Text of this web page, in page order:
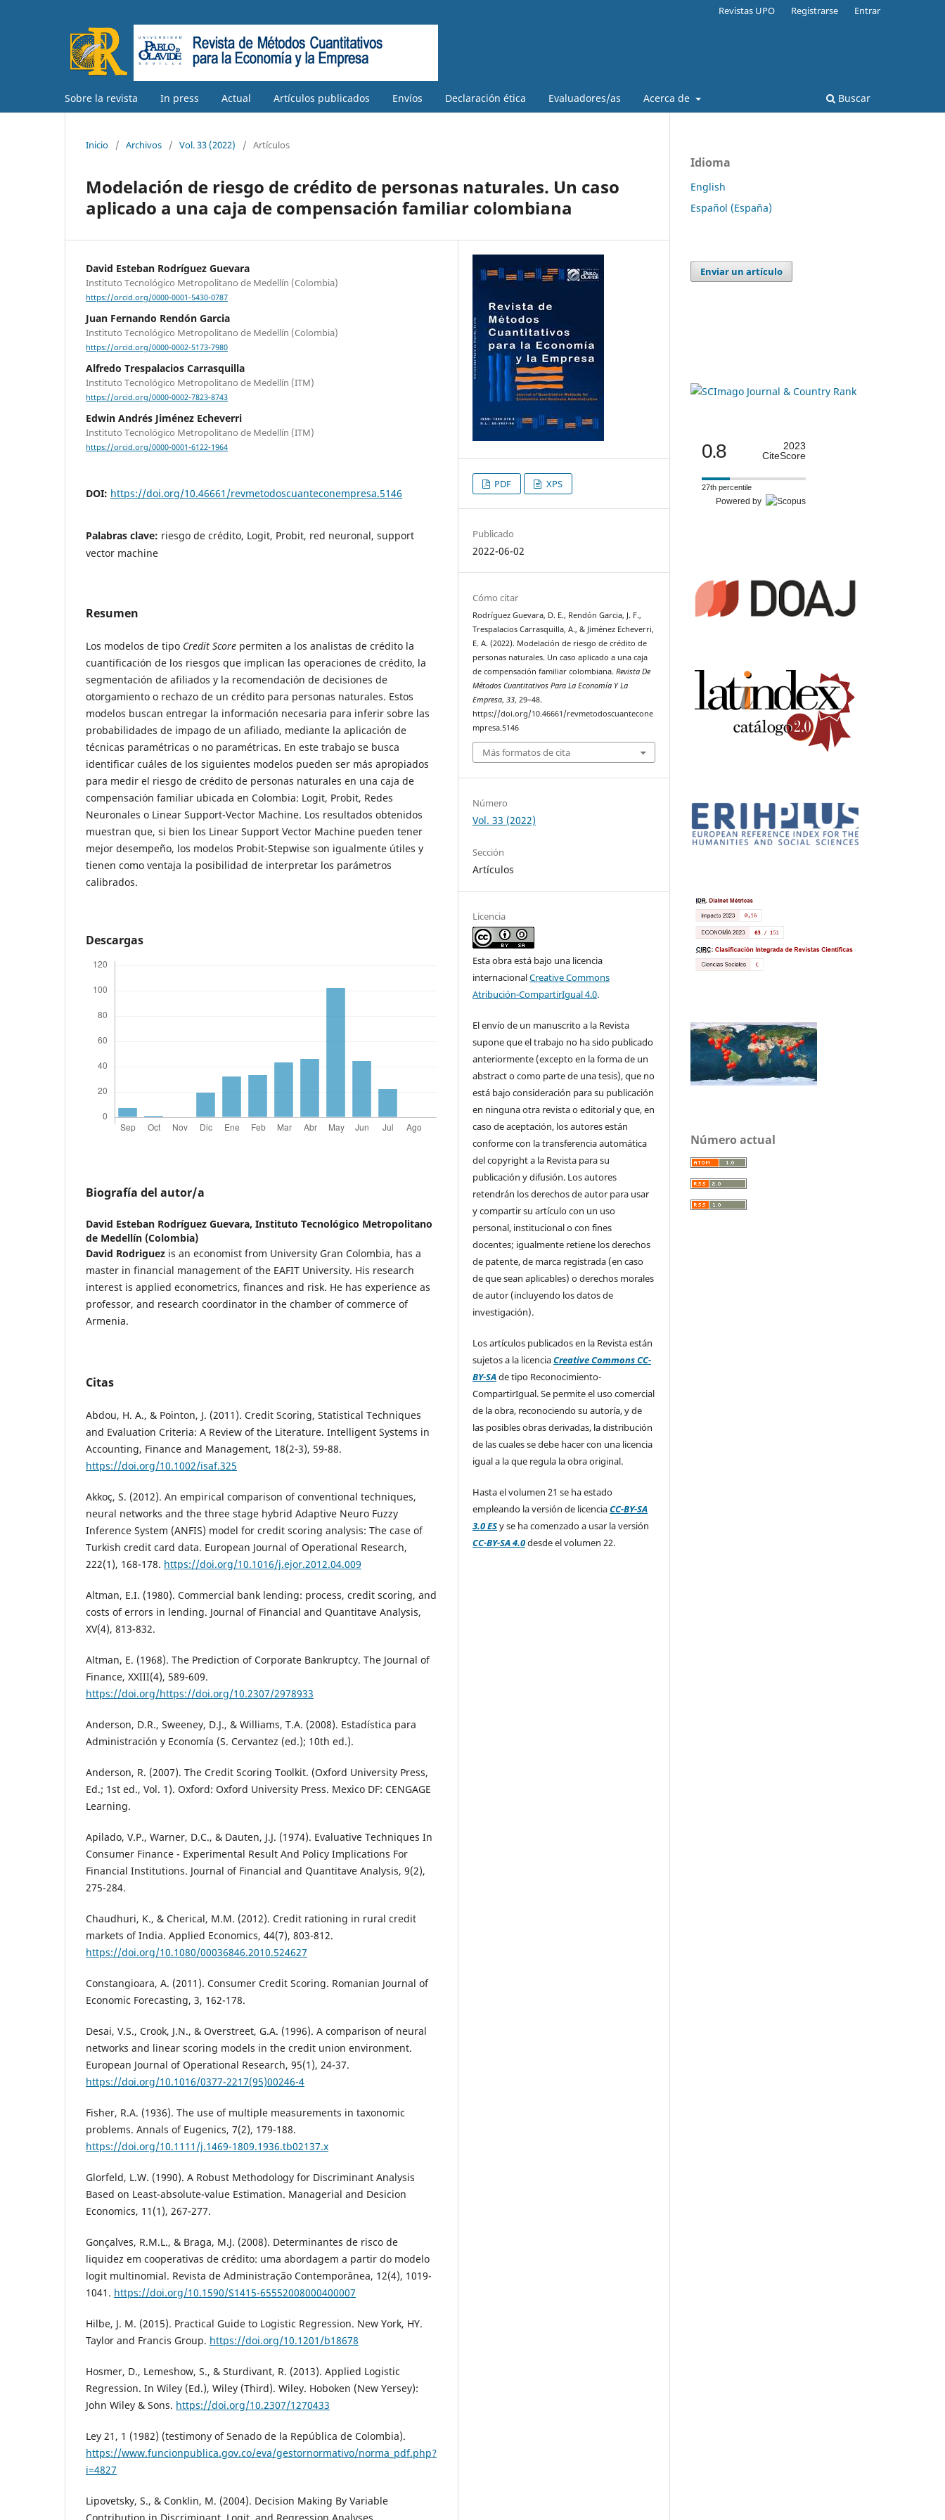
Sobre la revista In press Actual Artículos publicados Envíos Declaración ética Evaluadores/as Acerca de Buscar
Revistas UPO Registrarse Entrar
Inicio / Archivos / Vol. 33 (2022) / Artículos
Modelación de riesgo de crédito de personas naturales. Un caso
aplicado a una caja de compensación familiar colombiana
David Esteban Rodríguez Guevara
Instituto Tecnológico Metropolitano de Medellín (Colombia)
https://orcid.org/0000-0001-5430-0787
Juan Fernando Rendón Garcia
Instituto Tecnológico Metropolitano de Medellín (Colombia)
https://orcid.org/0000-0002-5173-7980
Alfredo Trespalacios Carrasquilla
Instituto Tecnológico Metropolitano de Medellín (ITM)
https://orcid.org/0000-0002-7823-8743
Edwin Andrés Jiménez Echeverri
Instituto Tecnológico Metropolitano de Medellín (ITM)
https://orcid.org/0000-0001-6122-1964
DOI: https://doi.org/10.46661/revmetodoscuanteconempresa.5146
Palabras clave: riesgo de crédito, Logit, Probit, red neuronal, support
vector machine
Resumen
Los modelos de tipo Credit Score permiten a los analistas de crédito la
cuantificación de los riesgos que implican las operaciones de crédito, la
segmentación de afiliados y la recomendación de decisiones de
otorgamiento o rechazo de un crédito para personas naturales. Estos
modelos buscan entregar la información necesaria para inferir sobre las
probabilidades de impago de un afiliado, mediante la aplicación de
técnicas paramétricas o no paramétricas. En este trabajo se busca
identificar cuáles de los siguientes modelos pueden ser más apropiados
para medir el riesgo de crédito de personas naturales en una caja de
compensación familiar ubicada en Colombia: Logit, Probit, Redes
Neuronales o Linear Support-Vector Machine. Los resultados obtenidos
muestran que, si bien los Linear Support Vector Machine pueden tener
mejor desempeño, los modelos Probit-Stepwise son igualmente útiles y
tienen como ventaja la posibilidad de interpretar los parámetros
calibrados.
Descargas
Biografía del autor/a
David Esteban Rodríguez Guevara, Instituto Tecnológico Metropolitano
de Medellín (Colombia)
David Rodriguez is an economist from University Gran Colombia, has a
master in financial management of the EAFIT University. His research
interest is applied econometrics, finances and risk. He has experience as
professor, and research coordinator in the chamber of commerce of
Armenia.
Citas
Abdou, H. A., & Pointon, J. (2011). Credit Scoring, Statistical Techniques
and Evaluation Criteria: A Review of the Literature. Intelligent Systems in
Accounting, Finance and Management, 18(2-3), 59-88.
https://doi.org/10.1002/isaf.325
Akkoç, S. (2012). An empirical comparison of conventional techniques,
neural networks and the three stage hybrid Adaptive Neuro Fuzzy
Inference System (ANFIS) model for credit scoring analysis: The case of
Turkish credit card data. European Journal of Operational Research,
222(1), 168-178. https://doi.org/10.1016/j.ejor.2012.04.009
Altman, E.I. (1980). Commercial bank lending: process, credit scoring, and
costs of errors in lending. Journal of Financial and Quantitave Analysis,
XV(4), 813-832.
Altman, E. (1968). The Prediction of Corporate Bankruptcy. The Journal of
Finance, XXIII(4), 589-609.
https://doi.org/https://doi.org/10.2307/2978933
Anderson, D.R., Sweeney, D.J., & Williams, T.A. (2008). Estadística para
Administración y Economía (S. Cervantez (ed.); 10th ed.).
Anderson, R. (2007). The Credit Scoring Toolkit. (Oxford University Press,
Ed.; 1st ed., Vol. 1). Oxford: Oxford University Press. Mexico DF: CENGAGE
Learning.
Apilado, V.P., Warner, D.C., & Dauten, J.J. (1974). Evaluative Techniques In
Consumer Finance - Experimental Result And Policy Implications For
Financial Institutions. Journal of Financial and Quantitave Analysis, 9(2),
275-284.
Chaudhuri, K., & Cherical, M.M. (2012). Credit rationing in rural credit
markets of India. Applied Economics, 44(7), 803-812.
https://doi.org/10.1080/00036846.2010.524627
Constangioara, A. (2011). Consumer Credit Scoring. Romanian Journal of
Economic Forecasting, 3, 162-178.
Desai, V.S., Crook, J.N., & Overstreet, G.A. (1996). A comparison of neural
networks and linear scoring models in the credit union environment.
European Journal of Operational Research, 95(1), 24-37.
https://doi.org/10.1016/0377-2217(95)00246-4
Fisher, R.A. (1936). The use of multiple measurements in taxonomic
problems. Annals of Eugenics, 7(2), 179-188.
https://doi.org/10.1111/j.1469-1809.1936.tb02137.x
Glorfeld, L.W. (1990). A Robust Methodology for Discriminant Analysis
Based on Least-absolute-value Estimation. Managerial and Desicion
Economics, 11(1), 267-277.
Gonçalves, R.M.L., & Braga, M.J. (2008). Determinantes de risco de
liquidez em cooperativas de crédito: uma abordagem a partir do modelo
logit multinomial. Revista de Administração Contemporânea, 12(4), 1019-
1041. https://doi.org/10.1590/S1415-65552008000400007
Hilbe, J. M. (2015). Practical Guide to Logistic Regression. New York, HY.
Taylor and Francis Group. https://doi.org/10.1201/b18678
Hosmer, D., Lemeshow, S., & Sturdivant, R. (2013). Applied Logistic
Regression. In Wiley (Ed.), Wiley (Third). Wiley. Hoboken (New Yersey):
John Wiley & Sons. https://doi.org/10.2307/1270433
Ley 21, 1 (1982) (testimony of Senado de la República de Colombia).
https://www.funcionpublica.gov.co/eva/gestornormativo/norma_pdf.php?
i=4827
Lipovetsky, S., & Conklin, M. (2004). Decision Making By Variable
PDF XPS
Publicado
2022-06-02
Cómo citar
Rodríguez Guevara, D. E., Rendón Garcia, J. F.,
Trespalacios Carrasquilla, A., & Jiménez Echeverri,
E. A. (2022). Modelación de riesgo de crédito de
personas naturales. Un caso aplicado a una caja
de compensación familiar colombiana.Revista De
Métodos Cuantitativos Para La Economía Y La
Empresa,33, 29–48.
https://doi.org/10.46661/revmetodoscuantecone
mpresa.5146
Más formatos de cita
Número
Vol. 33 (2022)
Sección
Artículos
Licencia
Esta obra está bajo una licencia
internacionalCreative Commons
Atribución-CompartirIgual 4.0.
El envío de un manuscrito a la Revista
supone que el trabajo no ha sido publicado
anteriormente (excepto en la forma de un
abstract o como parte de una tesis), que no
está bajo consideración para su publicación
en ninguna otra revista o editorial y que, en
caso de aceptación, los autores están
conforme con la transferencia automática
del copyright a la Revista para su
publicación y difusión. Los autores
retendrán los derechos de autor para usar
y compartir su artículo con un uso
personal, institucional o con fines
docentes; igualmente retiene los derechos
de patente, de marca registrada (en caso
de que sean aplicables) o derechos morales
de autor (incluyendo los datos de
investigación).
Los artículos publicados en la Revista están
sujetos a la licenciaCreative Commons CC-
BY-SAde tipo Reconocimiento-
CompartirIgual. Se permite el uso comercial
de la obra, reconociendo su autoría, y de
las posibles obras derivadas, la distribución
de las cuales se debe hacer con una licencia
igual a la que regula la obra original.
Hasta el volumen 21 se ha estado
empleando la versión de licenciaCC-BY-SA
3.0 ESy se ha comenzado a usar la versión
CC-BY-SA 4.0desde el volumen 22.
Idioma
English
Español (España)
Enviar un artículo
0.8
2023
CiteScore
27th percentile
Powered by
Número actual